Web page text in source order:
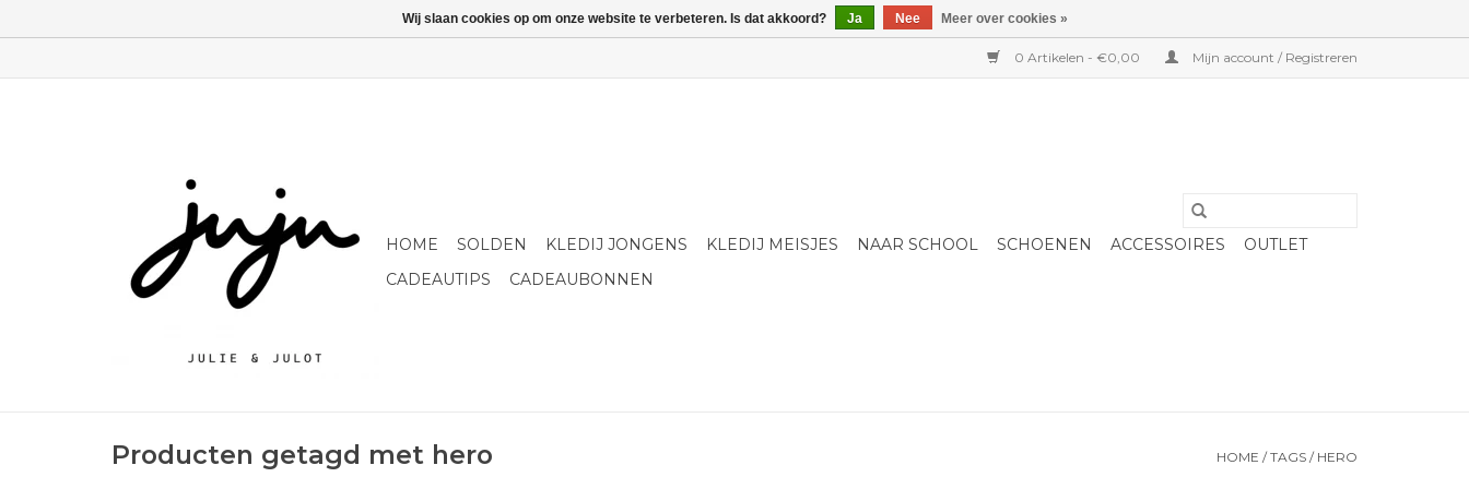
0 Artikelen - €0,00 Mijn account / Registreren
HOME SOLDEN KLEDIJ JONGENS KLEDIJ MEISJES NAAR SCHOOL SCHOENEN ACCESSOIRES
OUTLET
CADEAUTIPS
CADEAUBONNEN
Producten getagd met hero HOME /TAGS / HERO
Wij slaan cookies op om onze website te verbeteren. Is dat akkoord? Ja Nee Meer over cookies »